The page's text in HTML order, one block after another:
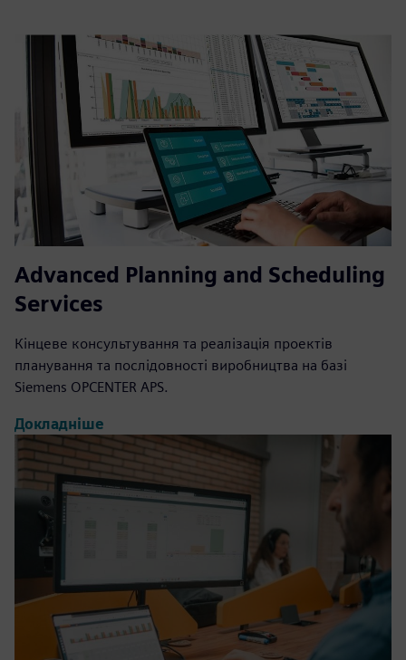
Advanced Planning and Scheduling
Services
Кінцеве консультування та реалізація проектів
планування та послідовності виробництва на базі
Siemens OPCENTER APS.
Докладніше